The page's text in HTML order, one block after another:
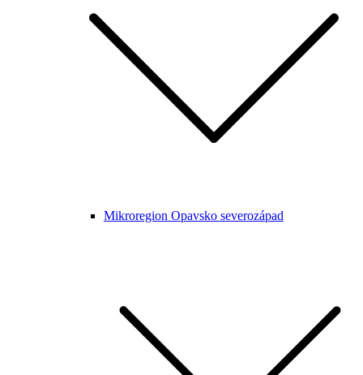
Mikroregion Opavsko severozápad